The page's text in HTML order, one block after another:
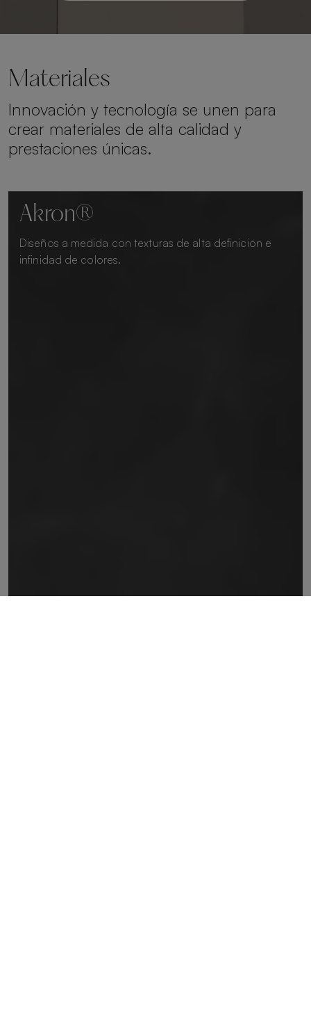
Materiales
Innovación y tecnología se unen para
crear materiales de alta calidad y
prestaciones únicas.
Akron®
Diseños a medida con texturas de alta definición e
infinidad de colores.